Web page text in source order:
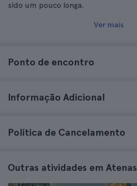
sido um pouco longa.
Ver mais
Ponto de encontro
Informação Adicional
Política de Cancelamento
Outras atividades em Atenas